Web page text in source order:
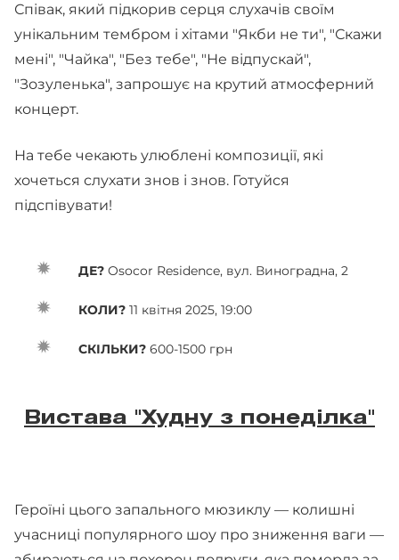
Співак, який підкорив серця слухачів своїм
унікальним тембром і хітами "Якби не ти", "Скажи
мені", "Чайка", "Без тебе", "Не відпускай",
"Зозуленька", запрошує на крутий атмосферний
концерт.
На тебе чекають улюблені композиції, які
хочеться слухати знов і знов. Готуйся
підспівувати!
ДЕ? Osocor Residence, вул. Виноградна, 2
КОЛИ? 11 квітня 2025, 19:00
СКІЛЬКИ? 600-1500 грн
Вистава "Худну з понеділка"
Героїні цього запального мюзиклу — колишні
учасниці популярного шоу про зниження ваги —